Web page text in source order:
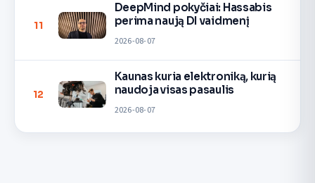
11
DeepMind pokyčiai: Hassabis
perima naują DI vaidmenį
2026-08-07
12
Kaunas kuria elektroniką, kurią
naudoja visas pasaulis
2026-08-07